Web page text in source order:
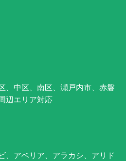
、中区、南区、瀬戸内市、赤磐
辺エリア対応
、アベリア、アラカシ、アリド